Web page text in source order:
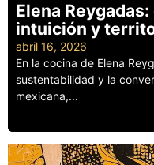
Elena
intuición y
abril 16, 2026
En la cocina de Elena
sustentabilidad y la
mexicana,...